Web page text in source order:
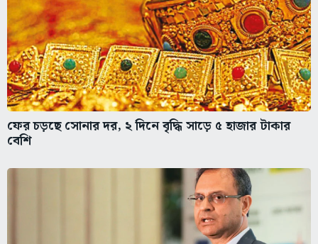
ফের চড়ছে সোনার দর, ২ দিনে বৃদ্ধি সাড়ে ৫ হাজার টাকার
বেশি